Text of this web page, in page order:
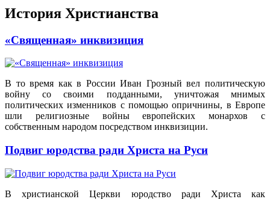
История Христианства
«Священная» инквизиция
В то время как в России Иван Грозный вел политическую
войну со своими подданными, уничтожая мнимых
политических изменников с помощью опричнины, в Европе
шли религиозные войны европейских монархов с
собственным народом посредством инквизиции.
Подвиг юродства ради Христа на Руси
В христианской Церкви юродство ради Христа как